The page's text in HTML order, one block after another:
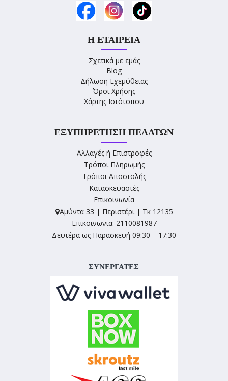
Η ΕΤΑΙΡΕΊΑ
Σχετικά με εμάς
Blog
Δήλωση Εχεμύθειας
Όροι Χρήσης
Χάρτης Ιστότοπου
ΕΞΥΠΗΡΈΤΗΣΗ ΠΕΛΑΤΏΝ
Αλλαγές ή Επιστροφές
Τρόποι Πληρωμής
Τρόποι Αποστολής
Κατασκευαστές
Επικοινωνία
Αμύντα 33 | Περιστέρι | Τκ 12135
Επικοινωνια: 2110081987
Δευτέρα ως Παρασκευή 09:30 – 17:30
ΣΥΝΕΡΓΑΤΕΣ